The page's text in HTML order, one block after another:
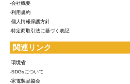
-会社概要
-利用規約
-個人情報保護方針
-特定商取引法に基づく表記
関連リンク
-環境省
-SDGsについて
-家電製品協会